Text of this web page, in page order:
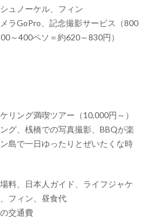
ュノーケル、フィン
ラGoPro、記念撮影サービス（800
～400ペソ＝約620～830円）
リング満喫ツアー（10,000円～）
グ、桟橋での写真撮影、BBQが楽
島で一日ゆったりとぜいたくな時
料、日本人ガイド、ライフジャケ
フィン、昼食代
交通費